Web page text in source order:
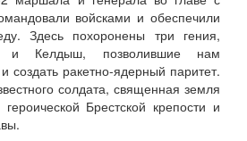
войсками и обеспечили
Здесь похоронены три гения,
и Келдыш, позволившие нам
создать ракетно-ядерный паритет.
солдата, священная земля
героической Брестской крепости и